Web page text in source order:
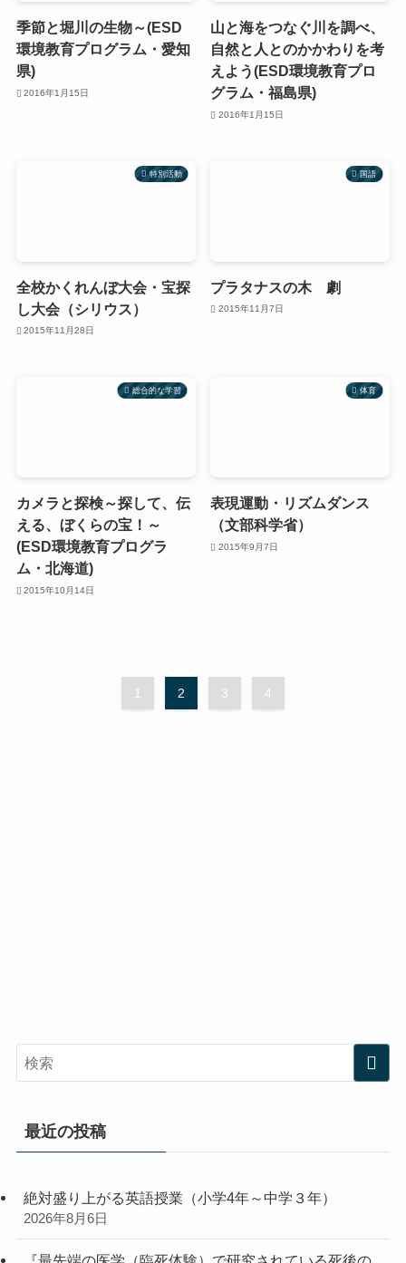
季節と堀川の生物～(ESD
環境教育プログラム・愛知
県)
2016年1月15日
山と海をつなぐ川を調べ、
自然と人とのかかわりを考
えよう(ESD環境教育プロ
グラム・福島県)
2016年1月15日
特別活動
全校かくれんぼ大会・宝探
し大会（シリウス）
2015年11月28日
国語
プラタナスの木 劇
2015年11月7日
総合的な学習
カメラと探検～探して、伝
える、ぼくらの宝！～
(ESD環境教育プログラ
ム・北海道)
2015年10月14日
体育
表現運動・リズムダンス
（文部科学省）
2015年9月7日
1 2 3 4
最近の投稿
絶対盛り上がる英語授業（小学4年～中学３年）
2026年8月6日